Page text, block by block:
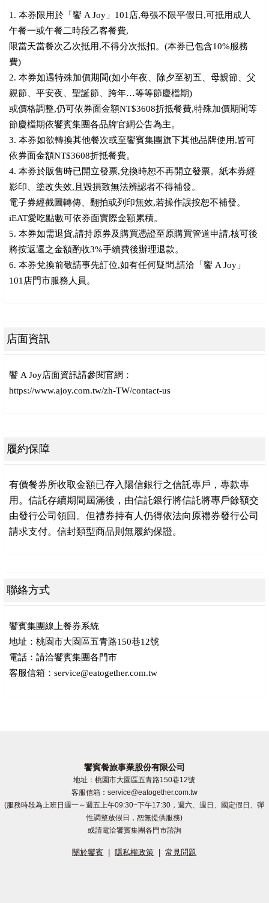
1. 本券限用於「饗 A Joy」101店,每張不限平假日,可抵用成人
午餐一或午餐二時段乙客餐費,
限當天當餐次乙次抵用,不得分次抵扣。(本券已包含10%服務
費)
2. 本券如遇特殊加價期間(如小年夜、除夕至初五、母親節、父
親節、平安夜、聖誕節、跨年…等等節慶檔期)
或價格調整,仍可依券面金額NT$3608折抵餐費,特殊加價期間等
節慶檔期依饗賓集團各品牌官網公告為主。
3. 本券如欲轉換其他餐次或至饗賓集團旗下其他品牌使用,皆可
依券面金額NT$3608折抵餐費。
4. 本券於販售時已開立發票,兌換時恕不再開立發票。紙本券經
影印、塗改失效,且毀損致無法辨認者不得補發。
電子券經截圖轉傳、翻拍或列印無效,若操作誤按恕不補發。
iEAT愛吃點數可依券面實際金額累積。
5. 本券如需退貨,請持原券及購買憑證至原購買管道申請,核可後
將按返還之金額酌收3%手續費後辦理退款。
6. 本券兌換前敬請事先訂位,如有任何疑問,請洽「饗 A Joy」
101店門市服務人員。
店面資訊
饗 A Joy店面資訊請參閱官網：
https://www.ajoy.com.tw/zh-TW/contact-us
履約保障
有價餐券所收取金額已存入陽信銀行之信託專戶，專款專
用。信託存續期間屆滿後，由信託銀行將信託將專戶餘額交
由發行公司領回。但禮券持有人仍得依法向原禮券發行公司
請求支付。信封類型商品則無履約保證。
聯絡方式
饗賓集團線上餐券系統
地址：桃園市大園區五青路150巷12號
電話：請洽饗賓集團各門市
客服信箱：service@eatogether.com.tw
饗賓餐旅事業股份有限公司
地址：桃園市大園區五青路150巷12號
客服信箱：service@eatogether.com.tw
(服務時段為上班日週一～週五上午09:30~下午17:30，週六、週日、國定假日、彈
性調整放假日，恕無提供服務)
或請電洽饗賓集團各門市諮詢
關於饗賓 | 隱私權政策 | 常見問題